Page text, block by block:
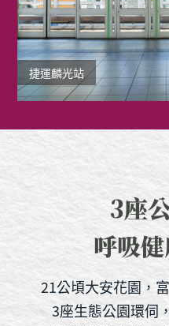
捷運麟光站
3座
呼吸
21公頃大安花園，
3座生態公園環伺